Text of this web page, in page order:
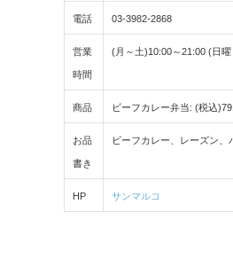
電話 03-3982-2868
営業
時間
(月～土)10:00～21:00 (日
商品 ビーフカレー弁当: (税込
お品
書き
ビーフカレー、レーズン
HP サンマルコ